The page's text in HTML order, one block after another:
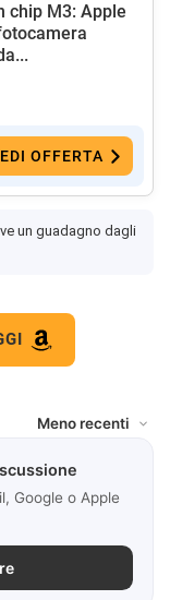
chip M3: Apple
OFFERTA
un guadagno dagli
Google o Apple